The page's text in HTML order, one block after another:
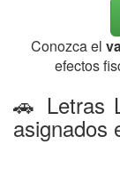
Conozca el
efectos
🚗 Letras
asignados